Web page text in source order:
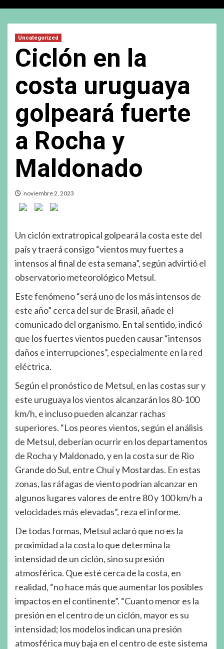
Uncategorized
Ciclón en la
costa uruguaya
golpeará fuerte
a Rocha y
Maldonado
noviembre 2, 2023
Un ciclón extratropical golpeará la costa este del
país y traerá consigo “vientos muy fuertes a
intensos al final de esta semana”, según advirtió el
observatorio meteorológico Metsul.
Este fenómeno “será uno de los más intensos de
este año” cerca del sur de Brasil, añade el
comunicado del organismo. En tal sentido, indicó
que los fuertes vientos pueden causar “intensos
daños e interrupciones”, especialmente en la red
eléctrica.
Según el pronóstico de Metsul, en las costas sur y
este uruguaya los vientos alcanzarán los 80-100
km/h, e incluso pueden alcanzar rachas
superiores. “Los peores vientos, según el análisis
de Metsul, deberían ocurrir en los departamentos
de Rocha y Maldonado, y en la costa sur de Rio
Grande do Sul, entre Chuí y Mostardas. En estas
zonas, las ráfagas de viento podrían alcanzar en
algunos lugares valores de entre 80 y 100 km/h a
velocidades más elevadas”, reza el informe.
De todas formas, Metsul aclaró que no es la
proximidad a la costa lo que determina la
intensidad de un ciclón, sino su presión
atmosférica. Que esté cerca de la costa, en
realidad, “no hace más que aumentar los posibles
impactos en el continente”. “Cuanto menor es la
presión en el centro de un ciclón, mayor es su
intensidad; los modelos indican una presión
atmosférica muy baja en el centro de este sistema